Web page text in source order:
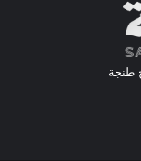
طنجة